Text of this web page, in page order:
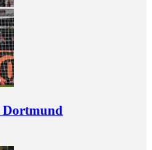
Dortmund